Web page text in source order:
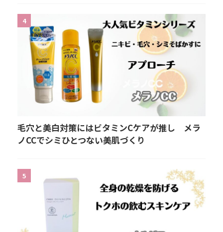
4
毛穴と美白対策にはビタミンCケアが推し メラ
ノCCでシミひとつない美肌づくり
5